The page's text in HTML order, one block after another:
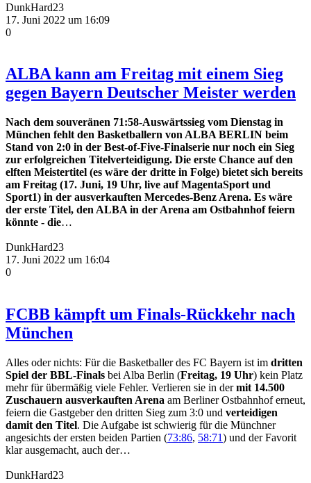
DunkHard23
17. Juni 2022 um 16:09
0
ALBA kann am Freitag mit einem Sieg
gegen Bayern Deutscher Meister werden
Nach dem souveränen 71:58-Auswärtssieg vom Dienstag in
München fehlt den Basketballern von ALBA BERLIN beim
Stand von 2:0 in der Best-of-Five-Finalserie nur noch ein Sieg
zur erfolgreichen Titelverteidigung. Die erste Chance auf den
elften Meistertitel (es wäre der dritte in Folge) bietet sich bereits
am Freitag (17. Juni, 19 Uhr, live auf MagentaSport und
Sport1) in der ausverkauften Mercedes-Benz Arena. Es wäre
der erste Titel, den ALBA in der Arena am Ostbahnhof feiern
könnte - die…
DunkHard23
17. Juni 2022 um 16:04
0
FCBB kämpft um Finals-Rückkehr nach
München
Alles oder nichts: Für die Basketballer des FC Bayern ist im dritten
Spiel der BBL-Finals bei Alba Berlin (Freitag, 19 Uhr) kein Platz
mehr für übermäßig viele Fehler. Verlieren sie in dermit 14.500
Zuschauern ausverkauften Arena am Berliner Ostbahnhof erneut,
feiern die Gastgeber den dritten Sieg zum 3:0 und verteidigen
damit den Titel. Die Aufgabe ist schwierig für die Münchner
angesichts der ersten beiden Partien (73:86, 58:71) und der Favorit
klar ausgemacht, auch der…
DunkHard23